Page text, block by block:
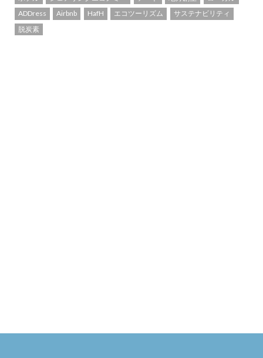
ADDress
Airbnb HafH エコツーリズム
サステナビリティ
脱炭素